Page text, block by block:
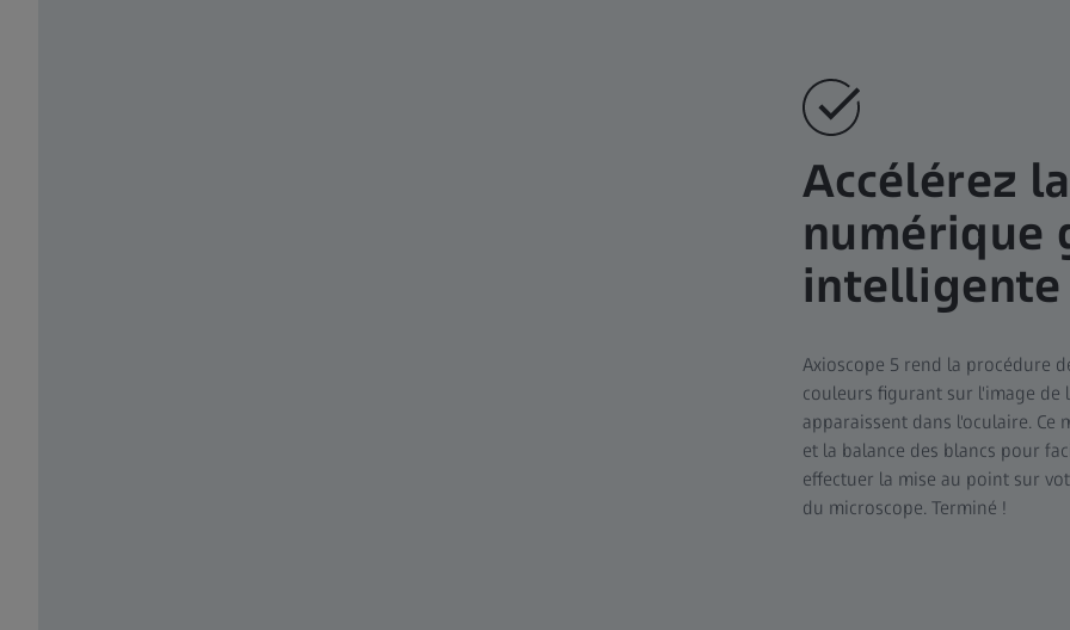
Accélérez
numérique
intelligente
Axioscope 5 rend la procédure
couleurs figurant sur l'image de
apparaissent dans l'oculaire.
et la balance des blancs pour
effectuer la mise au point sur
du microscope. Terminé !